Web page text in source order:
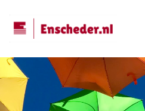
enscheder.nl